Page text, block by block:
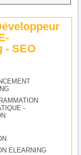
- SEO
-
ELEARNING